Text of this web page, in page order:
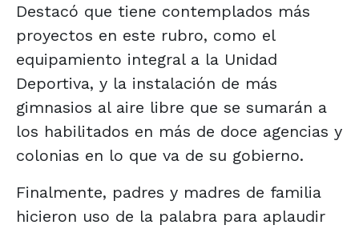
Destacó que tiene contemplados más
proyectos en este rubro, como el
equipamiento integral a la Unidad
Deportiva, y la instalación de más
gimnasios al aire libre que se sumarán a
los habilitados en más de doce agencias y
colonias en lo que va de su gobierno.
Finalmente, padres y madres de familia
hicieron uso de la palabra para aplaudir